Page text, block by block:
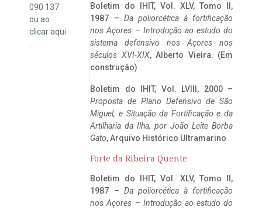
090 137
ou ao
clicaraqui
Boletim do IHIT, Vol. XLV, Tomo II,
1987 – Da poliorcética à fortificação
nos Açores – Introdução ao estudo do
sistema defensivo nos Açores nos
séculos XVI-XIX, Alberto Vieira. (Em
construção)
Boletim do IHIT, Vol. LVIII, 2000 –
Proposta de Plano Defensivo de São
Miguel, e Situação da Fortificação e da
Artilharia da Ilha, por João Leite Borba
Gato, Arquivo Histórico Ultramarino
Forte da Ribeira Quente
Boletim do IHIT, Vol. XLV, Tomo II,
1987 – Da poliorcética à fortificação
nos Açores – Introdução ao estudo do